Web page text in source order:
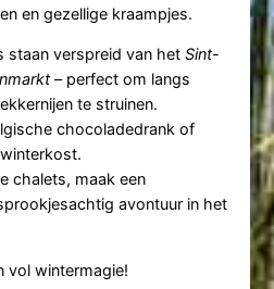
en gezellige kraampjes.
staan verspreid van het Sint-
– perfect om langs
te struinen.
chocoladedrank of
chalets, maak een
avontuur in het
vol wintermagie!